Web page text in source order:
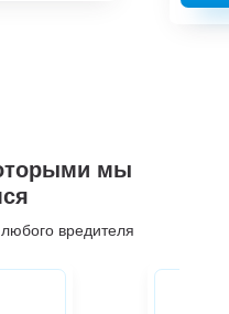
мы
вредителя